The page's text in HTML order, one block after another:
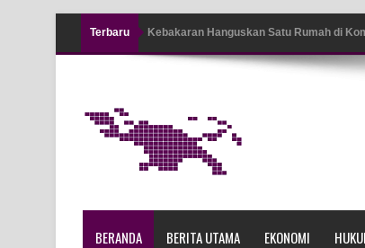
Terbaru Kebakaran Hanguskan Satu Rumah di
Profil Lengkap Papua Barat, Bumi
Profil Lengkap Aceh, Provinsi Istimewa di
BERANDA BERITA UTAMA EKONOMI